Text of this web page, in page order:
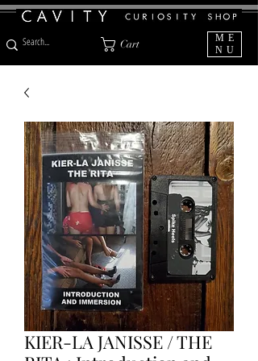
Cart
ME
NU
KIER-LA JANISSE / THE